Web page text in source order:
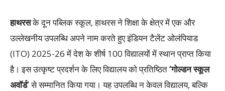
हाथरसके दून पब्लिक स्कूल, हाथरस ने शिक्षा के क्षेत्र में एक और
उल्लेखनीय उपलब्धि अपने नाम करते हुए इंडियन टैलेंट ओलंपियाड
(ITO) 2025-26 में देश के शीर्ष 100 विद्यालयों में स्थान प्राप्त किया
है। इस उत्कृष्ट प्रदर्शन के लिए विद्यालय को प्रतिष्ठित‘गोल्डन स्कूल
अवॉर्ड’से सम्मानित किया गया। यह उपलब्धि न केवल विद्यालय, बल्कि